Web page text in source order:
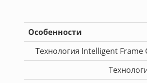
Особенности
Технология Intelligent Frame